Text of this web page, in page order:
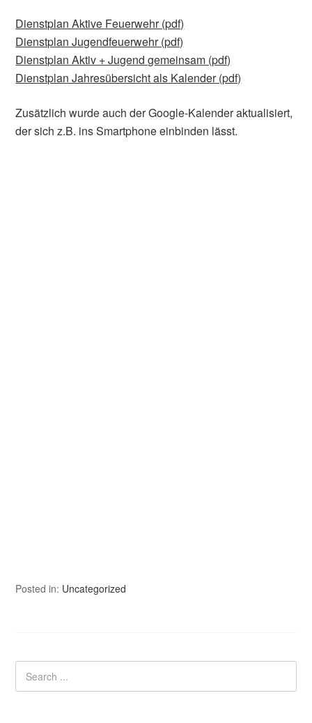
Dienstplan Aktive Feuerwehr (pdf)
Dienstplan Jugendfeuerwehr (pdf)
Dienstplan Aktiv + Jugend gemeinsam (pdf)
Dienstplan Jahresübersicht als Kalender (pdf)
Zusätzlich wurde auch der Google-Kalender aktualisiert,
der sich z.B. ins Smartphone einbinden lässt.
Posted in: Uncategorized